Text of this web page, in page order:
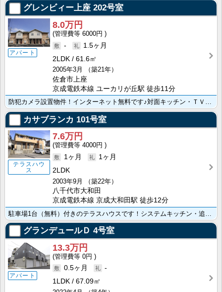
グレンビィー上座 202号室
アパート
8.0万円
6000円
-
1.5ヶ月
2LDK
61.6㎡
2005年3月
（築21年）
佐倉市上座
京成電鉄本線 ユーカリが丘駅 徒歩11分
カサブランカ 101号室
テラスハウ
ス
7.6万円
4000円
1ヶ月
1ヶ月
2LDK
2003年9月
（築22年）
八千代市大和田
京成電鉄本線 京成大和田駅 徒歩12分
グランデュールＤ 4号室
アパート
13.3万円
0円
0.5ヶ月
-
1LDK
67.09㎡